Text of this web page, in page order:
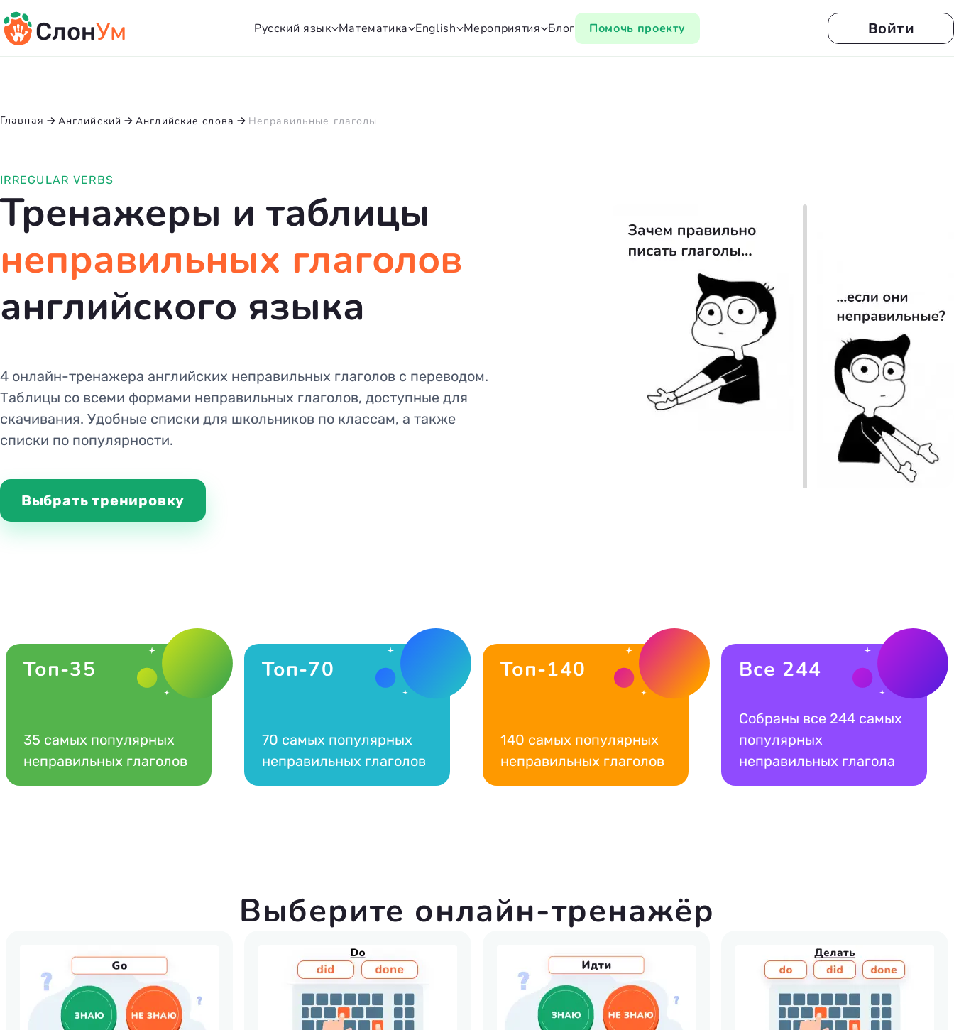
СлонУм Русский язык
существительных
Математика English Мероприятия Блог Помочь проекту Войти
Главная Английский Английские слова Неправильные глаголы
IRREGULAR VERBS
Тренажеры и таблицы
неправильных глаголов
английского языка
4 онлайн-тренажера английских неправильных глаголов с переводом.
Таблицы со всеми формами неправильных глаголов, доступные для
скачивания. Удобные списки для школьников по классам, а также
списки по популярности.
Выбрать тренировку
Топ-35
35 самых популярных
неправильных глаголов
Топ-70
70 самых популярных
неправильных глаголов
Топ-140
140 самых популярных
неправильных глаголов
Все 244
Собраны все 244 самых
популярных
неправильных глагола
Выберите онлайн-тренажёр